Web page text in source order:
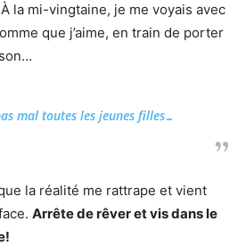
À la mi-vingtaine, je me voyais avec
que j’aime, en train de porter
mal toutes les jeunes filles…
la réalité me rattrape et vient
Arrête de rêver et vis dans le